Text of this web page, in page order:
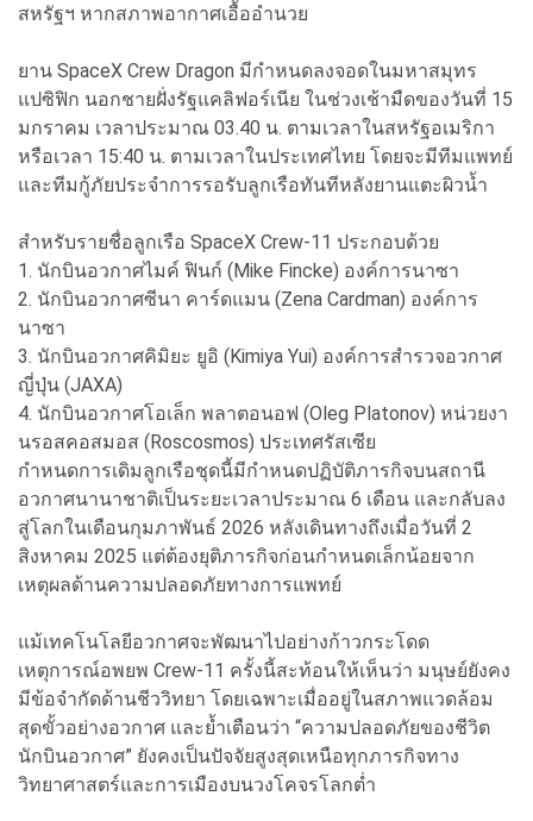
สหรัฐฯ หากสภาพอากาศเอื้ออำนวย
ยาน SpaceX Crew Dragon มีกำหนดลงจอดในมหาสมุทร
แปซิฟิก นอกชายฝั่งรัฐแคลิฟอร์เนีย ในช่วงเช้ามืดของวันที่ 15
มกราคม เวลาประมาณ 03.40 น. ตามเวลาในสหรัฐอเมริกา
หรือเวลา 15:40 น. ตามเวลาในประเทศไทย โดยจะมีทีมแพทย์
และทีมกู้ภัยประจำการรอรับลูกเรือทันทีหลังยานแตะผิวน้ำ
สำหรับรายชื่อลูกเรือ SpaceX Crew-11 ประกอบด้วย
1. นักบินอวกาศไมค์ ฟินก์ (Mike Fincke) องค์การนาซา
2. นักบินอวกาศซีนา คาร์ดแมน (Zena Cardman) องค์การ
นาซา
3. นักบินอวกาศคิมิยะ ยูอิ (Kimiya Yui) องค์การสำรวจอวกาศ
ญี่ปุ่น (JAXA)
4. นักบินอวกาศโอเล็ก พลาตอนอฟ (Oleg Platonov) หน่วยงา
นรอสคอสมอส (Roscosmos) ประเทศรัสเซีย
กำหนดการเดิมลูกเรือชุดนี้มีกำหนดปฏิบัติภารกิจบนสถานี
อวกาศนานาชาติเป็นระยะเวลาประมาณ 6 เดือน และกลับลง
สู่โลกในเดือนกุมภาพันธ์ 2026 หลังเดินทางถึงเมื่อวันที่ 2
สิงหาคม 2025 แต่ต้องยุติภารกิจก่อนกำหนดเล็กน้อยจาก
เหตุผลด้านความปลอดภัยทางการแพทย์
แม้เทคโนโลยีอวกาศจะพัฒนาไปอย่างก้าวกระโดด
เหตุการณ์อพยพ Crew-11 ครั้งนี้สะท้อนให้เห็นว่า มนุษย์ยังคง
มีข้อจำกัดด้านชีววิทยา โดยเฉพาะเมื่ออยู่ในสภาพแวดล้อม
สุดขั้วอย่างอวกาศ และย้ำเตือนว่า “ความปลอดภัยของชีวิต
นักบินอวกาศ” ยังคงเป็นปัจจัยสูงสุดเหนือทุกภารกิจทาง
วิทยาศาสตร์และการเมืองบนวงโคจรโลกต่ำ